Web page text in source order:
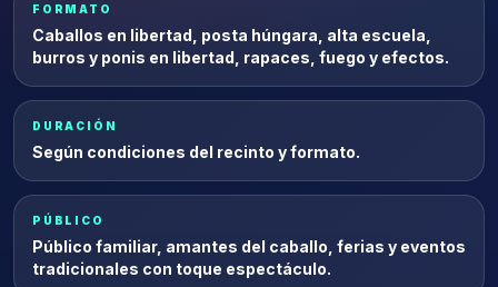
FORMATO
Caballos en libertad, posta húngara, alta escuela,
burros y ponis en libertad, rapaces, fuego y efectos.
DURACIÓN
Según condiciones del recinto y formato.
PÚBLICO
Público familiar, amantes del caballo, ferias y eventos
tradicionales con toque espectáculo.